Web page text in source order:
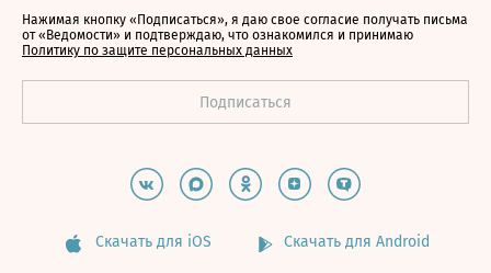
Нажимая кнопку «Подписаться», я даю свое согласие получать письма
от «Ведомости» и подтверждаю, что ознакомился и принимаю
Политику по защите персональных данных
Скачать для iOS Скачать для Android